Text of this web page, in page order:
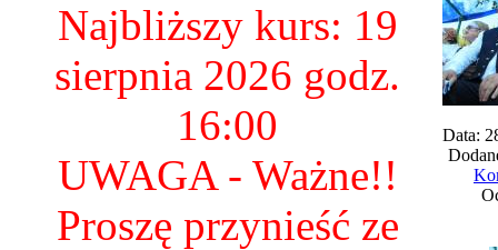
Najbliższy kurs: 19
sierpnia 2026 godz.
16:00
UWAGA - Ważne!!
Proszę przynieść ze
Data: